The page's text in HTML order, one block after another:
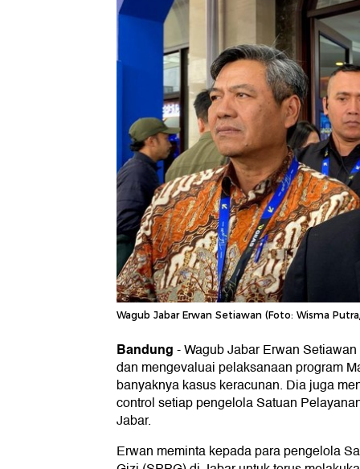
Wagub Jabar Erwan Setiawan (Foto: Wisma
Bandung-Wagub Jabar Erwan
dan mengevaluai pelaksanaan program
banyaknya kasus keracunan. Dia juga
control setiap pengelola Satuan
Jabar.
Erwan meminta kepada para pengelola